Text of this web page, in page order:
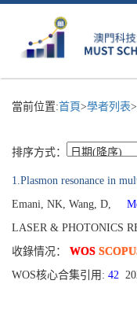
當前位置:首頁>學者列表>
排序方式：
1.Plasmon resonance in
Emani, NK, Wang, D,
LASER & PHOTONICS
收錄情况： WOS
WOS核心合集引用: 42